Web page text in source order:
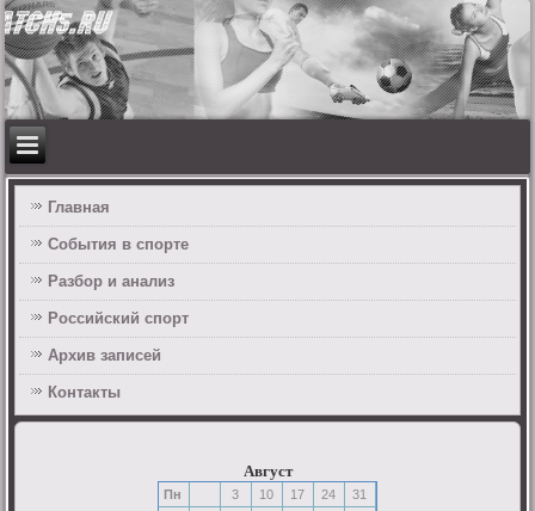
Главная
События в спорте
Разбор и анализ
Российский спорт
Архив записей
Контакты
Август
Пн 3 10 17 24
31